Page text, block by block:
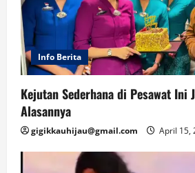
Info Berita
Kejutan Sederhana di Pesawat Ini
Alasannya
gigikkauhijau@gmail.com April 15,